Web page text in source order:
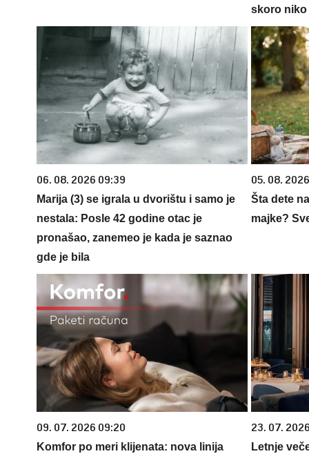
skoro niko
06. 08. 2026 09:39
Marija (3) se igrala u dvorištu i samo je
nestala: Posle 42 godine otac je
pronašao, zanemeo je kada je saznao
gde je bila
05. 08.
Šta dete
majke?
09. 07. 2026 09:20
Komfor po meri klijenata: nova linija
23. 07.
Letnje